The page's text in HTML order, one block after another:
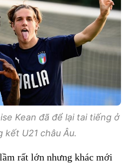
Kean đã để lại tai tiếng ở
kết U21 châu Âu.
rất lớn nhưng khác mới